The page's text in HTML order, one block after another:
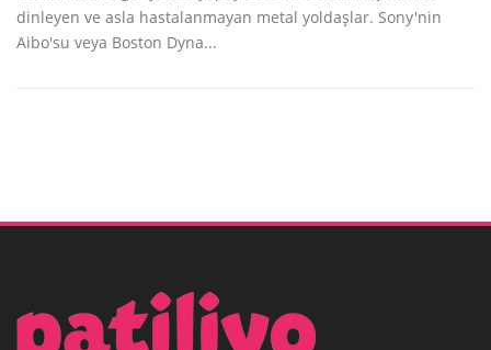
dinleyen ve asla hastalanmayan metal yoldaşlar. Sony'nin
Aibo'su veya Boston Dyna...